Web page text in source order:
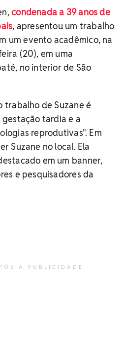
condenada a 39 anos de
, apresentou um trabalho
um evento acadêmico, na
(20), em uma
no interior de São
trabalho de Suzane é
tardia e a
reprodutivas". Em
Suzane no local. Ela
em um banner,
e pesquisadores da
A PUBLICIDADE